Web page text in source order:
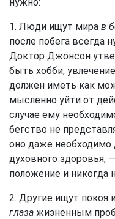
1. Люди ищут мира в
после побега всегда
Доктор Джонсон
быть хобби,
должен иметь как
мысленно уйти от
случае ему
бегство не
оно даже необходимо
духовного здоровья,
положение и никогда
2. Другие ищут покоя
глаза жизненным